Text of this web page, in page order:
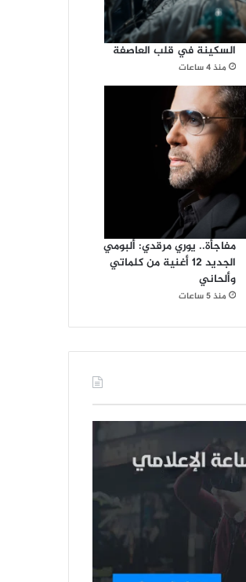
السكينة في قلب العاصفة
منذ 4 ساعات
مفاجأة.. يوري مرقدي: ألبومي
الجديد 12 أغنية من كلماتي
وألحاني
منذ 5 ساعات